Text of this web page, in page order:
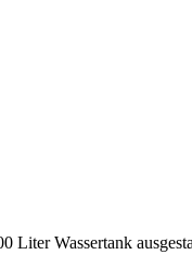
Wassertank